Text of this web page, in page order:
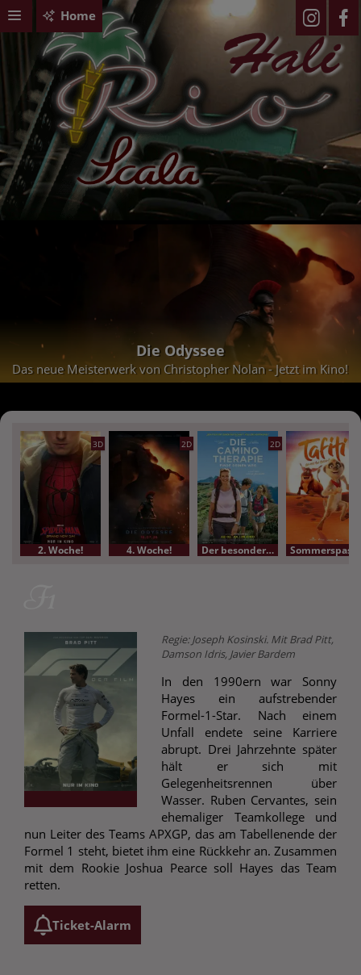
Home
Die Odyssee
Das neue Meisterwerk von Christopher Nolan - Jetzt im Kino!
3D
2. Woche!
2D
4. Woche!
2D
Der besondere Film
Regie: Joseph Kosinski. Mit Brad Pitt,
Damson Idris, Javier Bardem
In den 1990ern war Sonny
Hayes ein aufstrebender
Formel-1-Star. Nach einem
Unfall endete seine Karriere
abrupt. Drei Jahrzehnte später
hält er sich mit
Gelegenheitsrennen über
Wasser. Ruben Cervantes, sein
ehemaliger Teamkollege und
nun Leiter des Teams APXGP, das am Tabellenende der
Formel 1 steht, bietet ihm eine Rückkehr an. Zusammen
mit dem Rookie Joshua Pearce soll Hayes das Team
retten.
Ticket-Alarm